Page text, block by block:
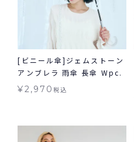
[ビニール傘]ジェムストーン
アンブレラ 雨傘 長傘 Wpc.
¥2,970税込